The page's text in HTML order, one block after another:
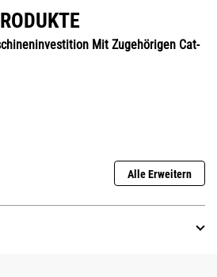
Mit Zugehörigen Cat-
Alle Erweitern